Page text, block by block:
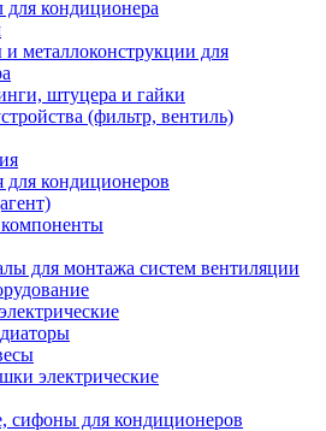
для кондиционера
металлоконструкции для
штуцера и гайки
(фильтр, вентиль)
для кондиционеров
для монтажа систем вентиляции
электрические
для кондиционеров